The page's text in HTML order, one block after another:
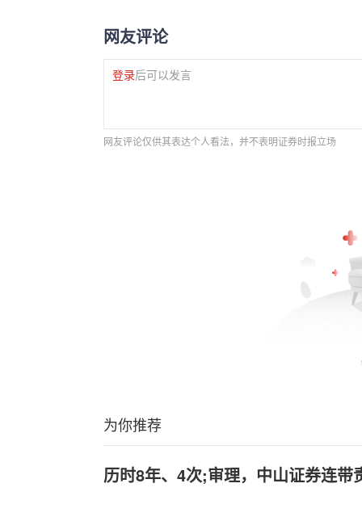
网友评论
登录后可以发言
网友评论仅供其表达个人看法，并不表明证券时报立场
为你推荐
历时8年、4次;审理，中山证券连带